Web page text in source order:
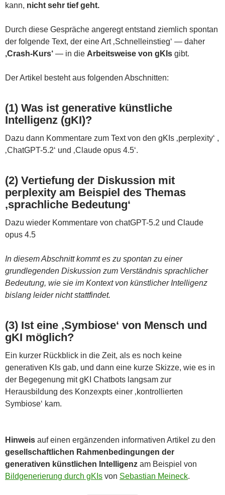
kann, nicht sehr tief geht.
Durch diese Gespräche angeregt entstand ziemlich spontan
der folgende Text, der eine Art ‚Schnelleinstieg‘ — daher
‚Crash-Kurs‘ — in die Arbeitsweise von gKIs gibt.
Der Artikel besteht aus folgenden Abschnitten:
(1) Was ist generative künstliche
Intelligenz (gKI)?
Dazu dann Kommentare zum Text von den gKIs ‚perplexity‘ ,
‚ChatGPT-5.2‘ und ‚Claude opus 4.5‘.
(2) Vertiefung der Diskussion mit
perplexity am Beispiel des Themas
‚sprachliche Bedeutung‘
Dazu wieder Kommentare von chatGPT-5.2 und Claude
opus 4.5
In diesem Abschnitt kommt es zu spontan zu einer
grundlegenden Diskussion zum Verständnis sprachlicher
Bedeutung, wie sie im Kontext von künstlicher Intelligenz
bislang leider nicht stattfindet.
(3) Ist eine ‚Symbiose‘ von Mensch und
gKI möglich?
Ein kurzer Rückblick in die Zeit, als es noch keine
generativen KIs gab, und dann eine kurze Skizze, wie es in
der Begegenung mit gKI Chatbots langsam zur
Herausbildung des Konzexpts einer ‚kontrollierten
Symbiose‘ kam.
Hinweis auf einen ergänzenden informativen Artikel zu den
gesellschaftlichen Rahmenbedingungen der
generativen künstlichen Intelligenz am Beispiel von
Bildgenerierung durch gKIs von Sebastian Meineck.